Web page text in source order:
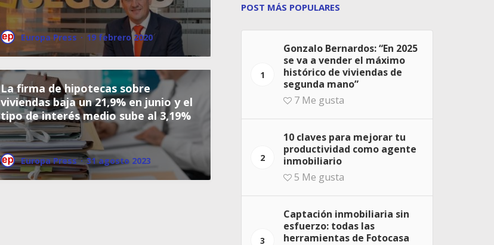
Europa Press · 19 febrero 2020
La firma de hipotecas sobre
viviendas baja un 21,9% en junio y el
tipo de interés medio sube al 3,19%
Europa Press · 31 agosto 2023
POST MÁS POPULARES
1
Gonzalo Bernardos: “En 2025
se va a vender el máximo
histórico de viviendas de
segunda mano”
7 Me gusta
2
10 claves para mejorar tu
productividad como agente
inmobiliario
5 Me gusta
3
Captación inmobiliaria sin
esfuerzo: todas las
herramientas de Fotocasa